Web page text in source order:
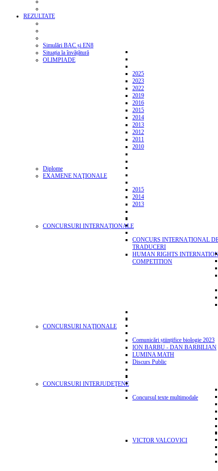
REZULTATE
Simulări BAC și EN8
Situația la învățătură
OLIMPIADE
2025
2023
2022
2019
2016
2015
2014
2013
2012
2011
2010
Diplome
EXAMENE NAŢIONALE
2015
2014
2013
CONCURSURI INTERNAȚIONALE
CONCURS INTERNAȚIONAL
TRADUCERI
HUMAN RIGHTS
COMPETITION
CONCURSURI NAŢIONALE
Comunicări științifice biologie 2023
ION BARBU - DAN BARBILIAN
LUMINA MATH
Discurs Public
CONCURSURI INTERJUDEŢENE
Concursul texte multimodale
VICTOR VALCOVICI